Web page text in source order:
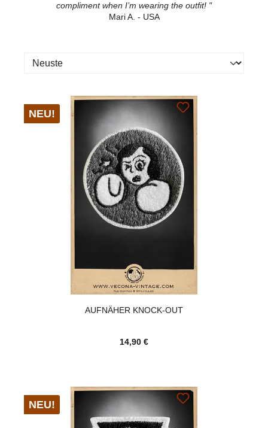
compliment when I’m wearing the outfit! "
Mari A. - USA
NEU!
AUFNÄHER KNOCK-OUT
14,90 €
NEU!